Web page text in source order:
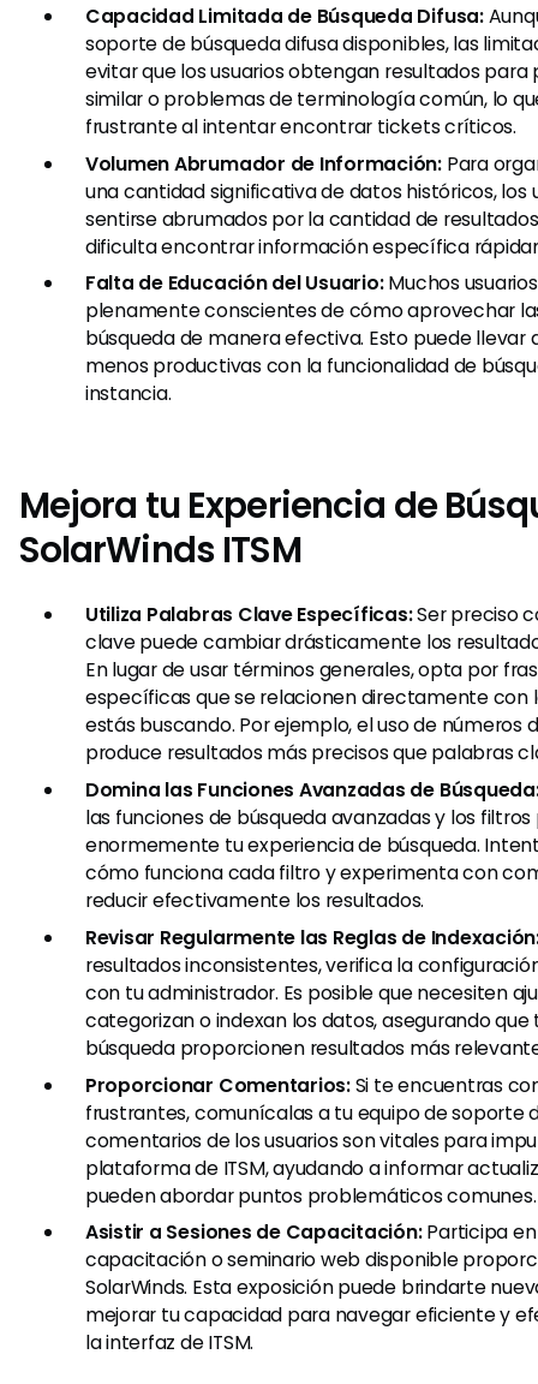
Capacidad Limitada de Búsqueda Difusa:
soporte de búsqueda difusa disponibles, las
evitar que los usuarios obtengan resultados para
similar o problemas de terminología común, lo
frustrante al intentar encontrar tickets críticos.
Volumen Abrumador de Información: Para
una cantidad significativa de datos históricos, los
sentirse abrumados por la cantidad de
dificulta encontrar información específica
Falta de Educación del Usuario:Muchos
plenamente conscientes de cómo aprovechar
búsqueda de manera efectiva. Esto puede llevar
menos productivas con la funcionalidad de
instancia.
Mejora tu Experiencia de
SolarWinds ITSM
Utiliza Palabras Clave Específicas:Ser preciso
clave puede cambiar drásticamente los
En lugar de usar términos generales, opta por
específicas que se relacionen directamente con
estás buscando. Por ejemplo, el uso de números
produce resultados más precisos que palabras
Domina las Funciones Avanzadas de
las funciones de búsqueda avanzadas y los
enormemente tu experiencia de búsqueda.
cómo funciona cada filtro y experimenta con
reducir efectivamente los resultados.
Revisar Regularmente las Reglas de
resultados inconsistentes, verifica la
con tu administrador. Es posible que necesiten
categorizan o indexan los datos, asegurando
búsqueda proporcionen resultados más
Proporcionar Comentarios:Si te encuentras
frustrantes, comunícalas a tu equipo de soporte
comentarios de los usuarios son vitales para
plataforma de ITSM, ayudando a informar
pueden abordar puntos problemáticos comunes.
Asistir a Sesiones de Capacitación:Participa
capacitación o seminario web disponible
SolarWinds. Esta exposición puede brindarte
mejorar tu capacidad para navegar eficiente y
la interfaz de ITSM.